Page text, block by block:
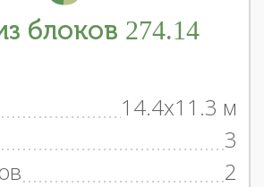
блоков 274.14
14.4x11.3 м
3
2